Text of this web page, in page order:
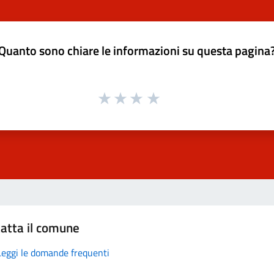
sono chiare le informazioni su questa
il comune
le domande frequenti